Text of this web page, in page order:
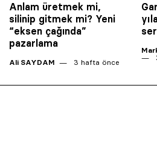
Anlam üretmek mi,
silinip gitmek mi? Yeni
“eksen çağında”
pazarlama
Ali SAYDAM 3 hafta önce